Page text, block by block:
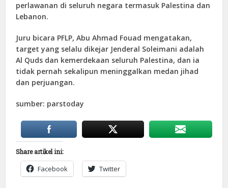
perlawanan di seluruh negara termasuk Palestina dan
Lebanon.
Juru bicara PFLP, Abu Ahmad Fouad mengatakan,
target yang selalu dikejar Jenderal Soleimani adalah
Al Quds dan kemerdekaan seluruh Palestina, dan ia
tidak pernah sekalipun meninggalkan medan jihad
dan perjuangan.
sumber: parstoday
Share artikel ini:
Facebook Twitter